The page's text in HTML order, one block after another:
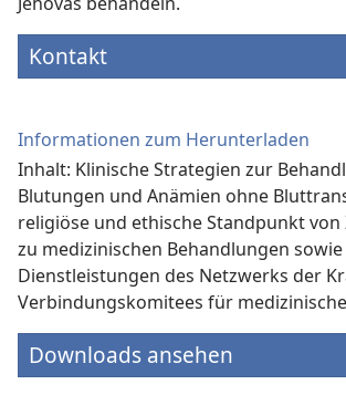
Kontakt
Informationen zum Herunterladen
Inhalt: Klinische Strategien zur
Blutungen und Anämien ohne
religiöse und ethische Standpunkt von
zu medizinischen Behandlungen sowie
Dienstleistungen des Netzwerks der
Verbindungs­komitees für
Downloads ansehen